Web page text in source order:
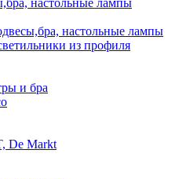
настольные лампы
настольные лампы
из профиля
и бра
De Markt